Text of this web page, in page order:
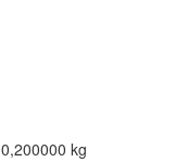
0,200000 kg